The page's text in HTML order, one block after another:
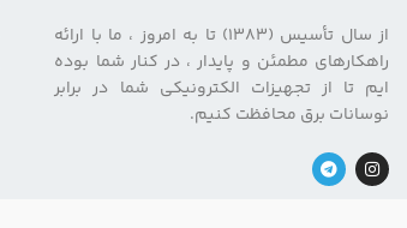
از سال تأسیس (۱۳۸۳) تا به امروز ، ما با ارائه
راهکارهای مطمئن و پایدار ، در کنار شما بوده
ایم تا از تجهیزات الکترونیکی شما در برابر
نوسانات برق محافظت کنیم.